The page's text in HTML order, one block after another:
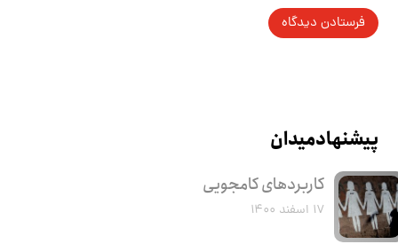
پیشنهاد میدان
کاربرد‌های کامجویی
۱۷ اسفند ۱۴۰۰